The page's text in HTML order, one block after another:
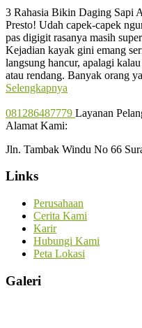
3 Rahasia Bikin Daging Sapi
Presto! Udah capek-capek
pas digigit rasanya masih
Kejadian kayak gini emang
langsung hancur, apalagi
atau rendang. Banyak orang
Selengkapnya
081286487779 Layanan
Alamat Kami:
Jln. Tambak Windu No 66
Links
Perusahaan
Cerita Kami
Karir
Hubungi Kami
Peta Lokasi
Galeri